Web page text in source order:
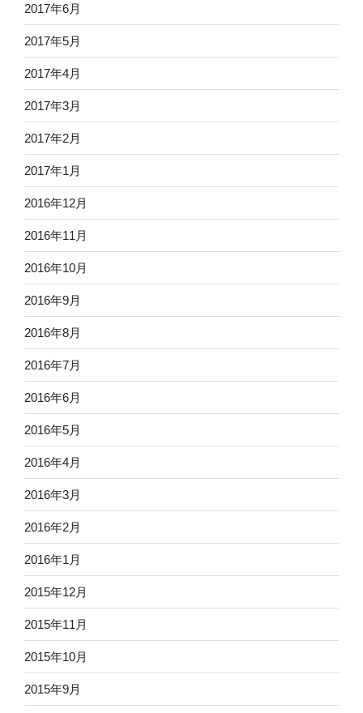
2017年6月
2017年5月
2017年4月
2017年3月
2017年2月
2017年1月
2016年12月
2016年11月
2016年10月
2016年9月
2016年8月
2016年7月
2016年6月
2016年5月
2016年4月
2016年3月
2016年2月
2016年1月
2015年12月
2015年11月
2015年10月
2015年9月